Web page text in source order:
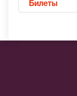
Билеты